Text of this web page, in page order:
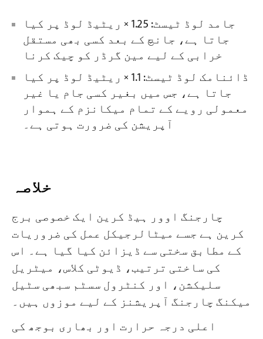
جامد لوڈ ٹیسٹ: 1.25 × ریٹیڈ لوڈ پر کیا
جاتا ہے، جانچ کے بعد کسی بھی مستقل
خرابی کے لیے مین گرڈر کو چیک کرنا
ڈائنامک لوڈ ٹیسٹ: 1.1 × ریٹیڈ لوڈ پر کیا
جاتا ہے، جس میں بغیر کسی جام یا غیر
معمولی رویے کے تمام میکانزم کے ہموار
آپریشن کی ضرورت ہوتی ہے۔
خلاصہ
چارجنگ اوور ہیڈ کرین ایک خصوصی برج
کرین ہے جسے میٹالرجیکل عمل کی ضروریات
کے مطابق سختی سے ڈیزائن کیا گیا ہے۔ اس
کی ساختی ترتیب، ڈیوٹی کلاس، میٹریل
سلیکشن، اور کنٹرول سسٹم سبھی سٹیل
میکنگ چارجنگ آپریشنز کے لیے موزوں ہیں۔
اعلی درجہ حرارت اور بھاری بوجھ کی